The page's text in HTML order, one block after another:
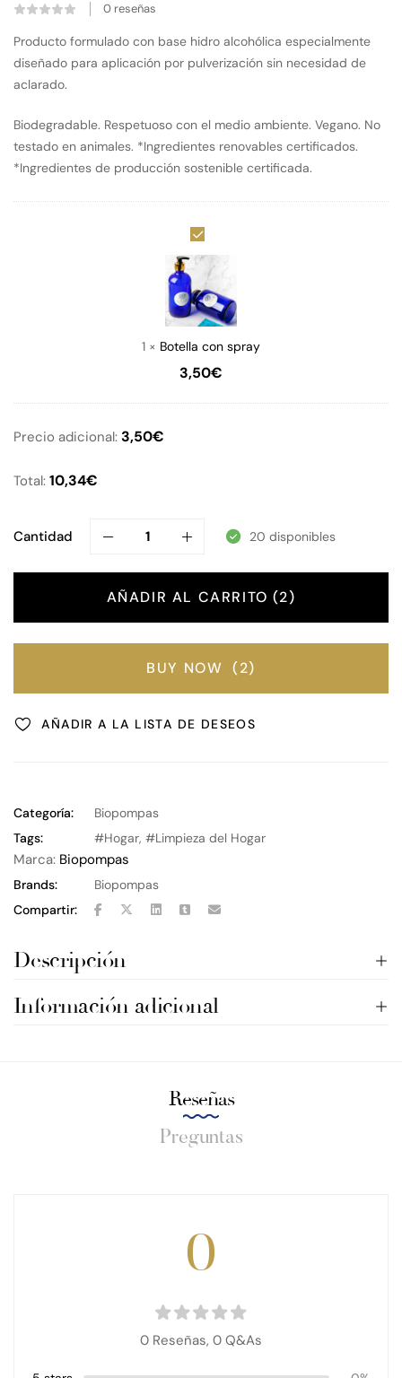
0 reseñas
Producto formulado con base hidro alcohólica especialmente
diseñado para aplicación por pulverización sin necesidad de
aclarado.
Biodegradable. Respetuoso con el medio ambiente. Vegano. No
testado en animales. *Ingredientes renovables certificados.
*Ingredientes de producción sostenible certificada.
Botella
con
spray
1 × Botella con spray
3,50€
Precio adicional: 3,50€
Total: 10,34€
Cantidad 20 disponibles
AÑADIR AL CARRITO 2
BUY NOW 2
AÑADIR A LA LISTA DE DESEOS
Categoría:
Biopompas
Tags:
Hogar, Limpieza del Hogar
Marca: Biopompas
Brands:
Biopompas
Compartir:
Descripción
Información adicional
Reseñas
Preguntas
0
0 Reseñas, 0 Q&As